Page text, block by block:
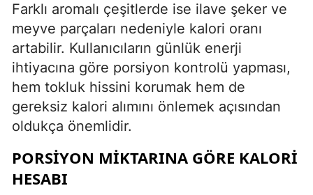
Farklı aromalı çeşitlerde ise ilave şeker ve
meyve parçaları nedeniyle kalori oranı
artabilir. Kullanıcıların günlük enerji
ihtiyacına göre porsiyon kontrolü yapması,
hem tokluk hissini korumak hem de
gereksiz kalori alımını önlemek açısından
oldukça önemlidir.
PORSIYON MIKTARINA GÖRE KALORI
HESABI